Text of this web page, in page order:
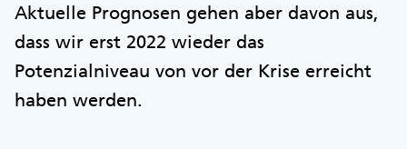
Aktuelle Prognosen gehen aber davon aus,
dass wir erst 2022 wieder das
Potenzialniveau von vor der Krise erreicht
haben werden.